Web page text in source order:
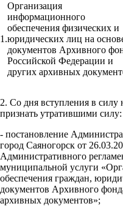
1.
Организация
информационного
обеспечения физических и
юридических лиц на
документов Архивного
Российской Федерации и
других архивных
2. Со дня вступления в силу
признать утратившими силу:
- постановление
город Саяногорск от
Административного
муниципальной услуги
обеспечения граждан,
документов Архивного
архивных документов»;